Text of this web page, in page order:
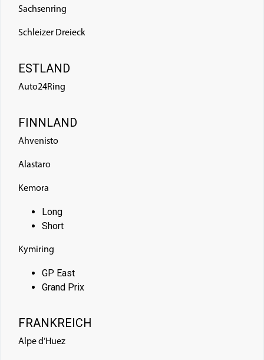
Sachsenring
Schleizer Dreieck
ESTLAND
Auto24Ring
FINNLAND
Ahvenisto
Alastaro
Kemora
Long
Short
Kymiring
GP East
Grand Prix
FRANKREICH
Alpe d’Huez